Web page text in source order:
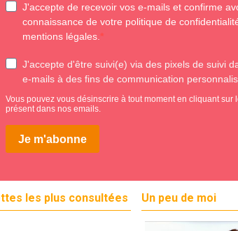
les plus consultées Un peu de moi